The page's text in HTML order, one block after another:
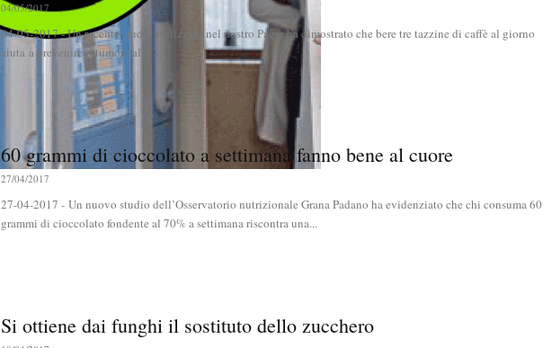
04/05/2017
04-05-2017 - Un recente studio realizzato nel nostro Paese ha dimostrato che bere tre tazzine di caffè al giorno
aiuta a prevenire il tumore alla...
60 grammi di cioccolato a settimana fanno bene al cuore
27/04/2017
27-04-2017 - Un nuovo studio dell’Osservatorio nutrizionale Grana Padano ha evidenziato che chi consuma 60
grammi di cioccolato fondente al 70% a settimana riscontra una...
Si ottiene dai funghi il sostituto dello zucchero